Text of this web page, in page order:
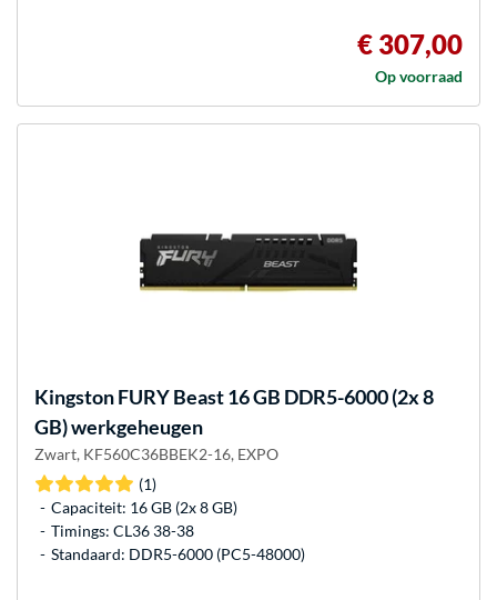
€ 307,00
Op voorraad
Kingston FURYBeast 16 GB DDR5-6000 (2x 8
GB) werkgeheugen
Zwart, KF560C36BBEK2-16, EXPO
(1)
Capaciteit: 16 GB (2x 8 GB)
Timings: CL36 38-38
Standaard: DDR5-6000 (PC5-48000)